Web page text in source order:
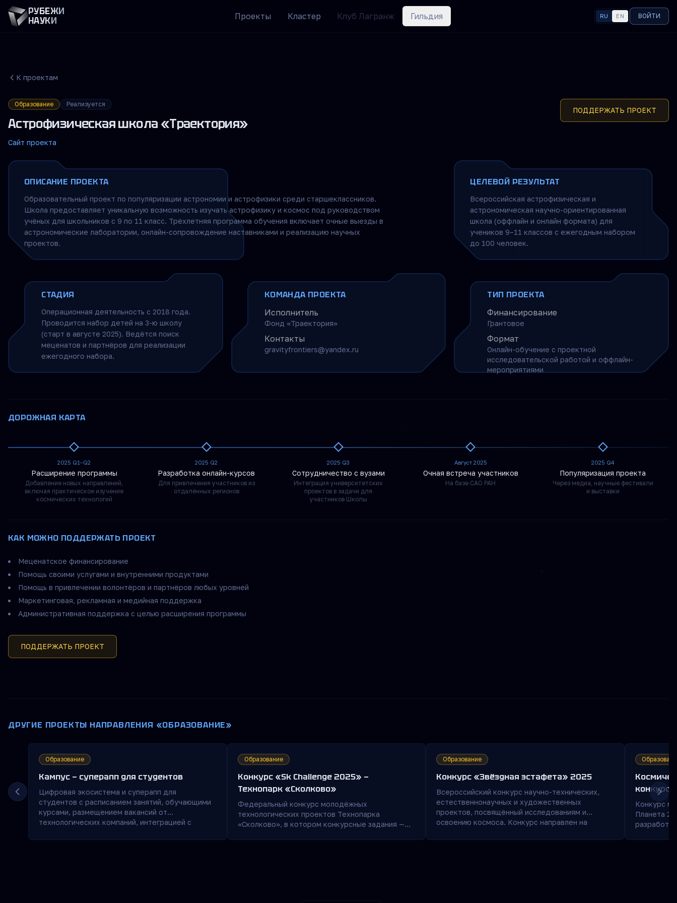
РУБЕЖИ
НАУКИ
Проекты Кластер Клуб Лагранж Гильдия ЯЗЫК
RU EN ВОЙТИ
К проектам
Образование Реализуется
Астрофизическая школа «Траектория»
Сайт проекта
ПОДДЕРЖАТЬ ПРОЕКТ
ОПИСАНИЕ ПРОЕКТА
Образовательный проект по популяризации астрономии и астрофизики среди старшеклассников.
Школа предоставляет уникальную возможность изучать астрофизику и космос под руководством
учёных для школьников с 9 по 11 класс. Трёхлетняя программа обучения включает очные выезды в
астрономические лаборатории, онлайн-сопровождение наставниками и реализацию научных
проектов.
ЦЕЛЕВОЙ РЕЗУЛЬТАТ
Всероссийская астрофизическая и
астрономическая научно-ориентированная
школа (оффлайн и онлайн формата) для
учеников 9–11 классов с ежегодным набором
до 100 человек.
СТАДИЯ
Операционная деятельность с 2018 года.
Проводится набор детей на 3-ю школу
(старт в августе 2025). Ведётся поиск
меценатов и партнёров для реализации
ежегодного набора.
КОМАНДА ПРОЕКТА
Исполнитель
Фонд «Траектория»
Контакты
gravityfrontiers@yandex.ru
ТИП ПРОЕКТА
Финансирование
Грантовое
Формат
Онлайн-обучение с проектной
исследовательской работой и оффлайн-
мероприятиями
ДОРОЖНАЯ КАРТА
2025 Q1–Q2
Расширение программы
Добавление новых направлений,
включая практическое изучение
космических технологий
2025 Q2
Разработка онлайн-курсов
Для привлечения участников из
отдалённых регионов
2025 Q3
Сотрудничество с вузами
Интеграция университетских
проектов в задачи для
участников Школы
Август 2025
Очная встреча участников
На базе САО РАН
2025 Q4
Популяризация проекта
Через медиа, научные фестивали
и выставки
КАК МОЖНО ПОДДЕРЖАТЬ ПРОЕКТ
Меценатское финансирование
Помощь своими услугами и внутренними продуктами
Помощь в привлечении волонтёров и партнёров любых уровней
Маркетинговая, рекламная и медийная поддержка
Административная поддержка с целью расширения программы
ПОДДЕРЖАТЬ ПРОЕКТ
ДРУГИЕ ПРОЕКТЫ НАПРАВЛЕНИЯ «ОБРАЗОВАНИЕ»
Образование
Кампус — суперапп для студентов
Цифровая экосистема и суперапп для
студентов с расписанием занятий, обучающими
курсами, размещением вакансий от
технологических компаний, интеграцией с
студентов, рейтингами и лайфхаками, а также
Образование
Конкурс «Sk Challenge 2025» —
Технопарк «Сколково»
Федеральный конкурс молодёжных
технологических проектов Технопарка
«Сколково», в котором конкурсные задания —
Образование
Конкурс «Звёздная эстафета» 2025
Всероссийский конкурс научно-технических,
естественнонаучных и художественных
проектов, посвящённый исследованиям и
освоению космоса. Конкурс направлен на
популяризацию достижений отечественной
конкурс
Конкурс
Планета